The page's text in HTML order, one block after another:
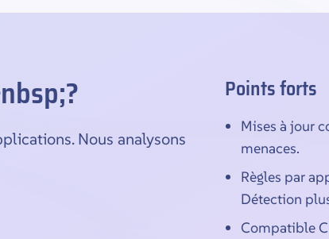
Nous analysons
Points forts
Mises à jour
menaces.
Règles par
Détection
Compatible